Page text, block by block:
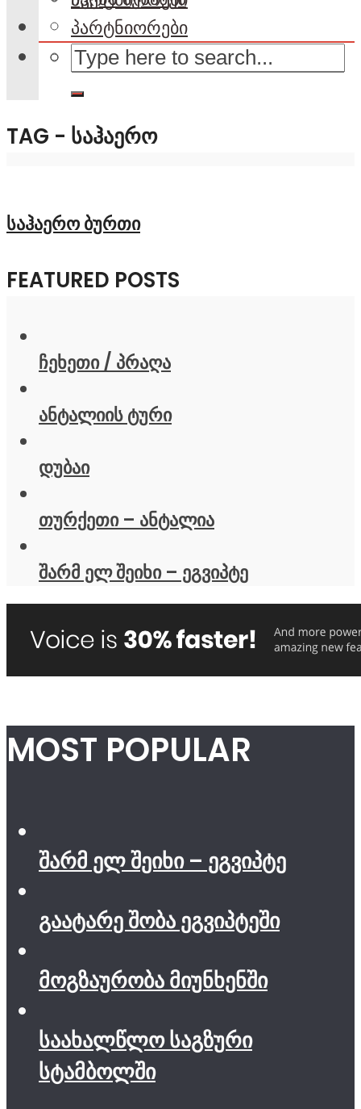
პარტნიორები
TAG - ᲡᲐᲰᲐᲔᲠᲝ
საჰაერო ბურთი
FEATURED POSTS
ჩეხეთი / პრაღა
ანტალიის ტური
დუბაი
თურქეთი – ანტალია
შარმ ელ შეიხი – ეგვიპტე
MOST POPULAR
შარმ ელ შეიხი – ეგვიპტე
გაატარე შობა ეგვიპტეში
მოგზაურობა მიუნხენში
საახალწლო საგზური
სტამბოლში